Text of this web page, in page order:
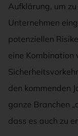
Aufklärung, um
Unternehmen
potenziellen
eine Kombination
den kommenden
ganze Branchen
dass es auch zu